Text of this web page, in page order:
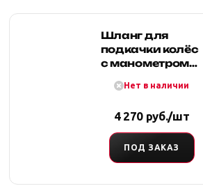
Шланг для
подкачки колёс
с манометром
(черный,
Нет в наличии
4 270 руб./шт
ПОД ЗАКАЗ